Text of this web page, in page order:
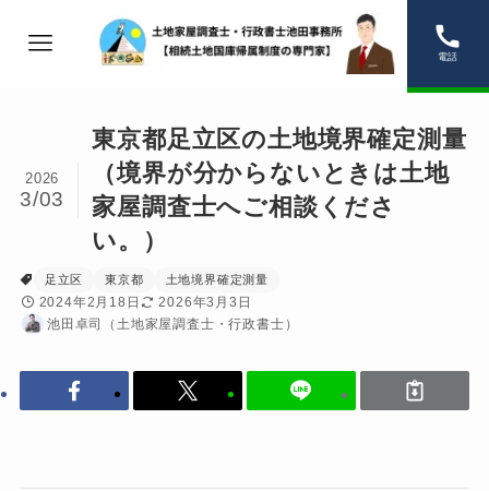
電話
東京都足立区の土地境界確定測量
（境界が分からないときは土地
家屋調査士へご相談くださ
い。）
2026
3/03
足立区 東京都 土地境界確定測量
2024年2月18日
2026年3月3日
池田卓司（土地家屋調査士・行政書士）